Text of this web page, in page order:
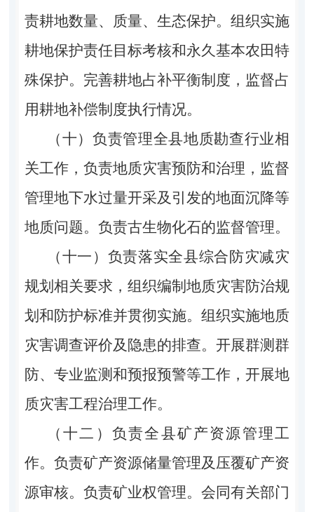
责耕地数量、质量、生态保护。组织实施
耕地保护责任目标考核和永久基本农田特
殊保护。完善耕地占补平衡制度，监督占
用耕地补偿制度执行情况。
（十）负责管理全县地质勘查行业相
关工作，负责地质灾害预防和治理，监督
管理地下水过量开采及引发的地面沉降等
地质问题。负责古生物化石的监督管理。
（十一）负责落实全县综合防灾减灾
规划相关要求，组织编制地质灾害防治规
划和防护标准并贯彻实施。组织实施地质
灾害调查评价及隐患的排查。开展群测群
防、专业监测和预报预警等工作，开展地
质灾害工程治理工作。
（十二）负责全县矿产资源管理工
作。负责矿产资源储量管理及压覆矿产资
源审核。负责矿业权管理。会同有关部门